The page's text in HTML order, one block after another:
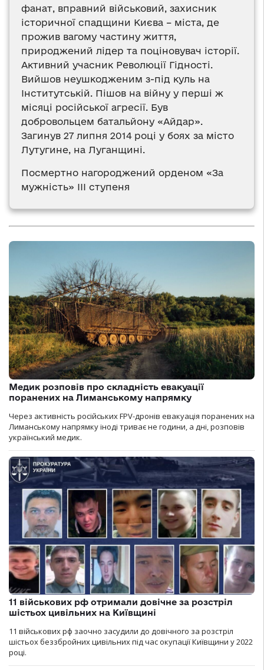
фанат, вправний військовий, захисник
історичної спадщини Києва – міста, де
прожив вагому частину життя,
природжений лідер та поціновувач історії.
Активний учасник Революції Гідності.
Вийшов неушкодженим з-під куль на
Інститутській. Пішов на війну у перші ж
місяці російської агресії. Був
добровольцем батальйону «Айдар».
Загинув 27 липня 2014 році у боях за місто
Лутугине, на Луганщині.
Посмертно нагороджений орденом «За
мужність» III ступеня
Медик розповів про складність евакуації
поранених на Лиманському напрямку
Через активність російських FPV-дронів евакуація поранених на
Лиманському напрямку іноді триває не години, а дні, розповів
український медик.
11 військових рф отримали довічне за розстріл
шістьох цивільних на Київщині
11 військових рф заочно засудили до довічного за розстріл
шістьох беззбройних цивільних під час окупації Київщини у 2022
році.